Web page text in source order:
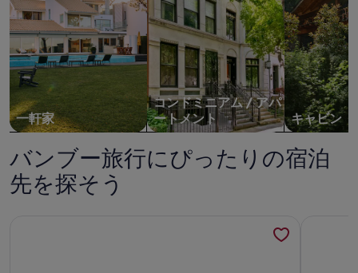
一軒家
コンドミニアム / アパ
ートメント
キャビン
バンブー旅行にぴったりの宿泊
先を探そう
バンブーホテル - バルコニー付きクイーンスタジオ - ワイ